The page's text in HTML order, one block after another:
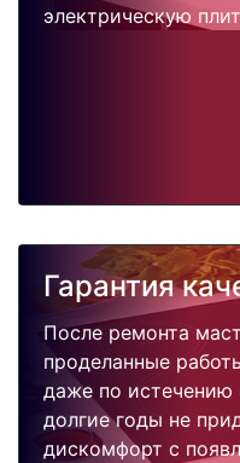
электрическую
Гарантия
После ремонта
проделанные
даже по истечению
долгие годы не
дискомфорт с